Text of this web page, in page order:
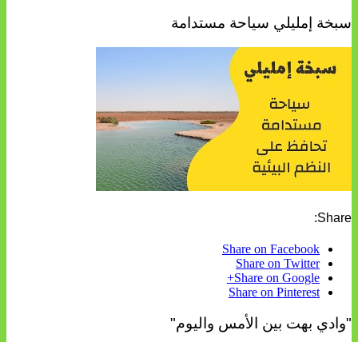
سبخة إمليلي سياحة مستدامة
Share:
Share on Facebook
Share on Twitter
Share on Google+
Share on Pinterest
"وادي بهت بين الأمس واليوم"